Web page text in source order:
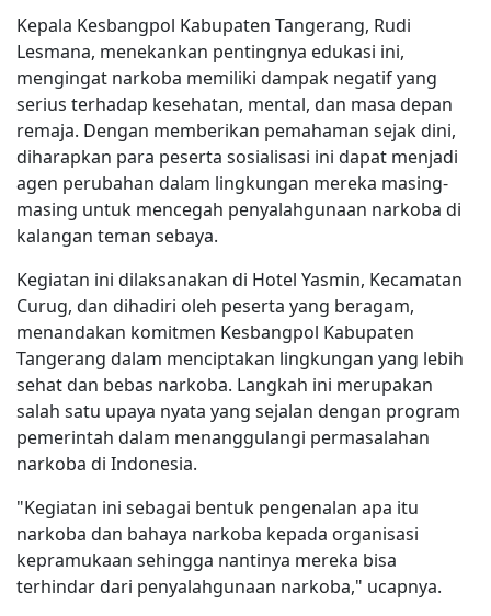
Kepala Kesbangpol Kabupaten Tangerang, Rudi
Lesmana, menekankan pentingnya edukasi ini,
mengingat narkoba memiliki dampak negatif yang
serius terhadap kesehatan, mental, dan masa depan
remaja. Dengan memberikan pemahaman sejak dini,
diharapkan para peserta sosialisasi ini dapat menjadi
agen perubahan dalam lingkungan mereka masing-
masing untuk mencegah penyalahgunaan narkoba di
kalangan teman sebaya.
Kegiatan ini dilaksanakan di Hotel Yasmin, Kecamatan
Curug, dan dihadiri oleh peserta yang beragam,
menandakan komitmen Kesbangpol Kabupaten
Tangerang dalam menciptakan lingkungan yang lebih
sehat dan bebas narkoba. Langkah ini merupakan
salah satu upaya nyata yang sejalan dengan program
pemerintah dalam menanggulangi permasalahan
narkoba di Indonesia.
"Kegiatan ini sebagai bentuk pengenalan apa itu
narkoba dan bahaya narkoba kepada organisasi
kepramukaan sehingga nantinya mereka bisa
terhindar dari penyalahgunaan narkoba," ucapnya.